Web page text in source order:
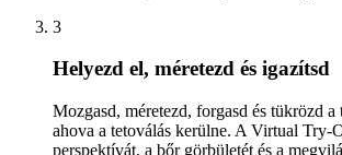
3
Helyezd el, méretezd és igazítsd
Mozgasd, méretezd, forgasd és tükrözd a
ahova a tetoválás kerülne. A Virtual Try-
perspektívát, a bőr görbületét és a